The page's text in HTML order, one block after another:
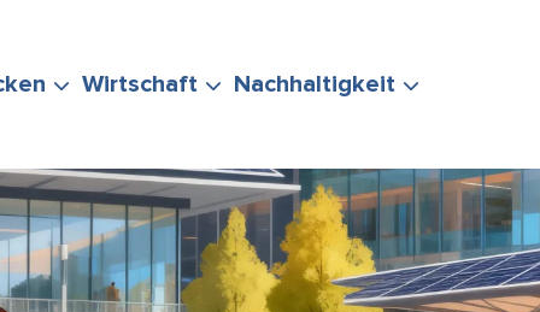
Wirtschaft Nachhaltigkeit